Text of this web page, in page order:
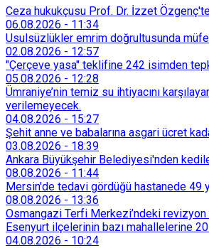
Ceza hukukçusu Prof. Dr. İzzet
06.08.2026 - 11:34
Usulsüzlükler emrim doğrultusunda
02.08.2026 - 12:57
"Çerçeve yasa" teklifine 242 isimden
05.08.2026 - 12:28
Ümraniye’nin temiz su ihtiyacını
verilemeyecek.
04.08.2026 - 15:27
Şehit anne ve babalarına asgari ücret
03.08.2026 - 18:39
Ankara Büyükşehir Belediyesi'nden
08.08.2026 - 11:44
Mersin'de tedavi gördüğü hastanede 49
08.08.2026 - 13:36
Osmangazi Terfi Merkezi’ndeki revizyon
Esenyurt ilçelerinin bazı mahallelerine
04.08.2026 - 10:24